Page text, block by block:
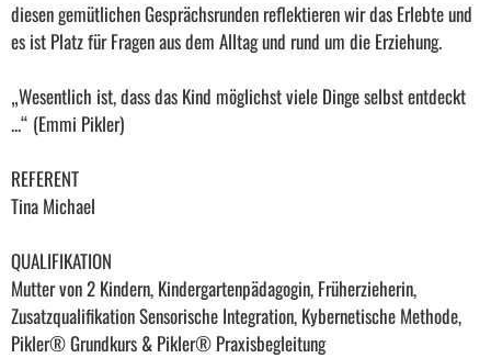
diesen gemütlichen Gesprächsrunden reflektieren wir das Erlebte und
es ist Platz für Fragen aus dem Alltag und rund um die Erziehung.
„Wesentlich ist, dass das Kind möglichst viele Dinge selbst entdeckt
...“ (Emmi Pikler)
REFERENT
Tina Michael
QUALIFIKATION
Mutter von 2 Kindern, Kindergartenpädagogin, Früherzieherin,
Zusatzqualifikation Sensorische Integration, Kybernetische Methode,
Pikler® Grundkurs & Pikler® Praxisbegleitung